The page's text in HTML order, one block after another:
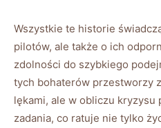
Wszystkie ⁣te historie​
pilotów, ale także o ich
zdolności do szybkiego
tych bohaterów⁤ przestworzy‍
lękami, ale w obliczu kryzysu
zadania, co ratuje nie​ tylko